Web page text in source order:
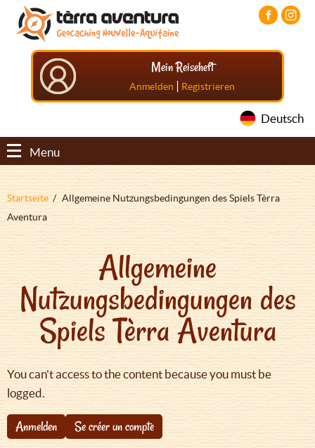
Direkt
zum
Inhalt
Aller
menu
principal
Aller
pied
Mein Reiseheft
Anmelden | Registrieren
Deutsch
Menu
Pfadnavigation
Startseite
Allgemeine Nutzungsbedingungen des Spiels Tèrra
Aventura
Allgemeine
Nutzungsbedingungen des
Spiels Tèrra Aventura
You can't access to the content because you must be
logged.
Anmelden
Se créer un compte